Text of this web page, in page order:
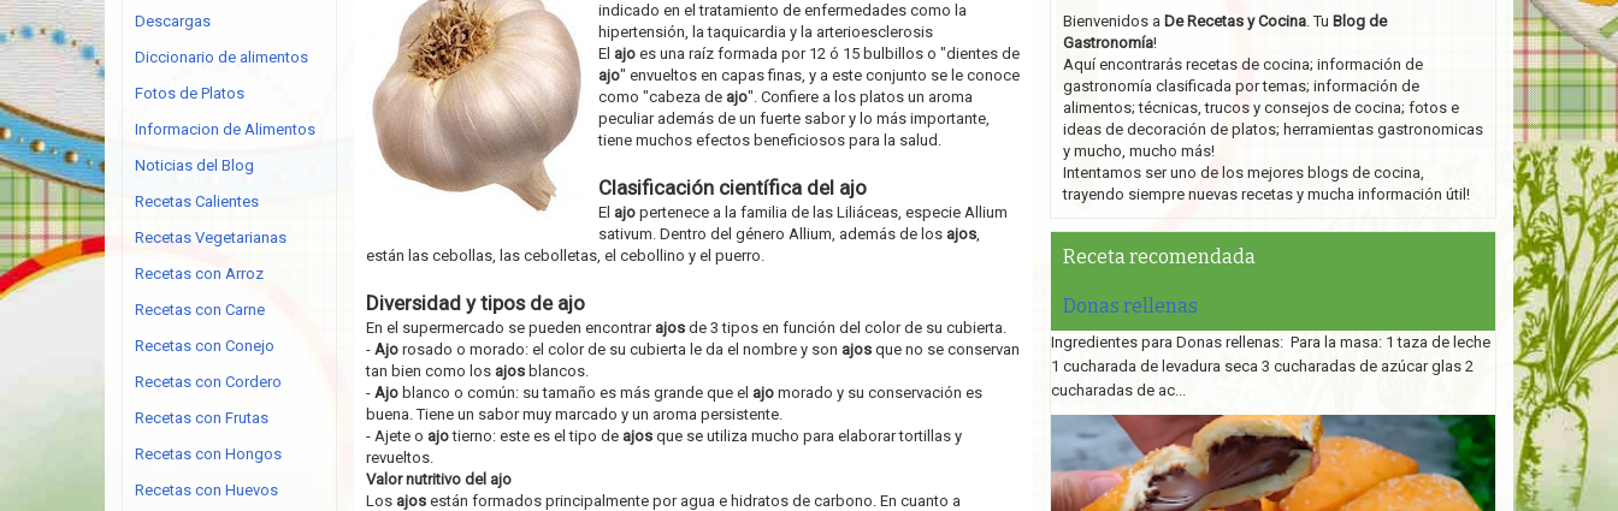
indicado en el tratamiento de enfermedades como la
hipertensión, la taquicardia y la arterioesclerosis
El ajoes una raíz formada por 12 ó 15 bulbillos o "dientes de
ajo" envueltos en capas finas, y a este conjunto se le conoce
como "cabeza de ajo". Confiere a los platos un aroma
peculiar además de un fuerte sabor y lo más importante,
tiene muchos efectos beneficiosos para la salud.
Clasificación científica del ajo
El ajopertenece a la familia de las Liliáceas, especie Allium
sativum. Dentro del género Allium, además de los ajos,
están las cebollas, las cebolletas, el cebollino y el puerro.
Diversidad y tipos de ajo
En el supermercado se pueden encontrar ajosde 3 tipos en función del color de su cubierta.
- Ajorosado o morado: el color de su cubierta le da el nombre y son ajosque no se conservan
tan bien como los ajosblancos.
- Ajoblanco o común: su tamaño es más grande que el ajomorado y su conservación es
buena. Tiene un sabor muy marcado y un aroma persistente.
- Ajete o ajotierno: este es el tipo de ajosque se utiliza mucho para elaborar tortillas y
revueltos.
Valor nutritivo del ajo
Los ajosestán formados principalmente por agua e hidratos de carbono. En cuanto a
Descargas
Diccionario de alimentos
Fotos de Platos
Informacion de Alimentos
Noticias del Blog
Recetas Calientes
Recetas Vegetarianas
Recetas con Arroz
Recetas con Carne
Recetas con Conejo
Recetas con Cordero
Recetas con Frutas
Recetas con Hongos
Recetas con Huevos
Bienvenidos a De Recetas y Cocina. Tu Blog de
Gastronomía!
Aquí encontrarás recetas de cocina; información de
gastronomía clasificada por temas; información de
alimentos; técnicas, trucos y consejos de cocina; fotos e
ideas de decoración de platos; herramientas gastronomicas
y mucho, mucho más!
Intentamos ser uno de los mejores blogs de cocina,
trayendo siempre nuevas recetas y mucha información útil!
Receta recomendada
Donas rellenas
Ingredientes para Donas rellenas: Para la masa: 1 taza de leche
1 cucharada de levadura seca 3 cucharadas de azúcar glas 2
cucharadas de ac...